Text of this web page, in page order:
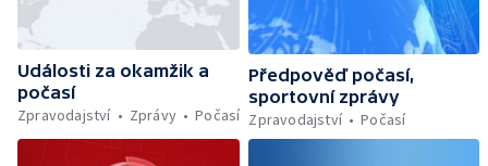
Události za okamžik a
počasí
Zpravodajství
Zprávy Počasí
Předpověď počasí,
sportovní zprávy
Zpravodajství
Počasí